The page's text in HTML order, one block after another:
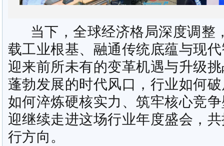
当下，全球经济格局深度调
载工业根基、融通传统底蕴与现
迎来前所未有的变革机遇与升级
蓬勃发展的时代风口，行业如何
如何淬炼硬核实力、筑牢核心竞
迎继续走进这场行业年度盛会，
行方向。